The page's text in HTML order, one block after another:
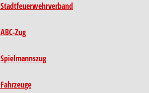
Stadt­feuer­wehr­verband
ABC-Zug
Spielmannszug
Fahrzeuge